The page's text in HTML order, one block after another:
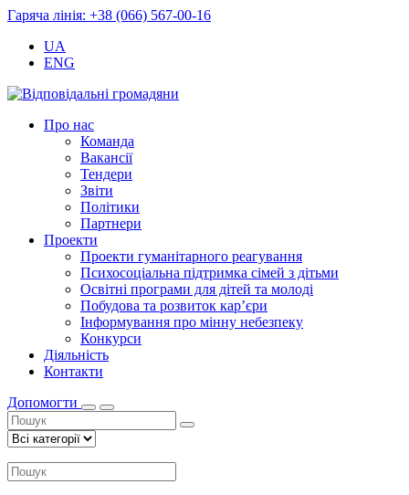
Гаряча лінія: +38 (066) 567-00-16
UA
ENG
Про нас
Команда
Вакансії
Тендери
Звіти
Політики
Партнери
Проекти
Проекти гуманітарного реагування
Психосоціальна підтримка сімей з дітьми
Освітні програми для дітей та молоді
Побудова та розвиток кар’єри
Інформування про мінну небезпеку
Конкурси
Діяльність
Контакти
Допомогти